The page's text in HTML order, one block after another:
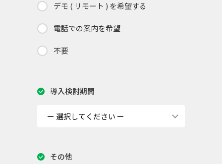
デモ ( リモート ) を希望する
電話での案内を希望
不要
導入検討期間
その他